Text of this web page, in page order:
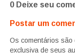
0 Deixe seu
Postar um
Os comentários
exclusiva de seus